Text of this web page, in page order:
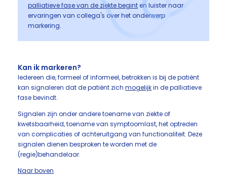
palliatieve fase van de ziekte begint en luister naar
ervaringen van collega's over het onderwerp
markering.
Kan ik markeren?
Iedereen die, formeel of informeel, betrokken is bij de patiënt
kan signaleren dat de patiënt zich mogelijkin de palliatieve
fase bevindt.
Signalen zijn onder andere toename van ziekte of
kwetsbaarheid, toename van symptoomlast, het optreden
van complicaties of achteruitgang van functionaliteit. Deze
signalen dienen besproken te worden met de
(regie)behandelaar.
Naar boven